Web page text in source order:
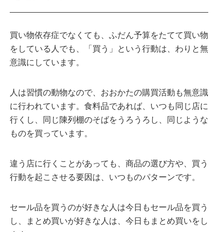
買い物依存症でなくても、ふだん予算をたてて買い物
をしている人でも、「買う」という行動は、わりと無
意識にしています。
人は習慣の動物なので、おおかたの購買活動も無意識
に行われています。食料品であれば、いつも同じ店に
行くし、同じ陳列棚のそばをうろうろし、同じような
ものを買っています。
違う店に行くことがあっても、商品の選び方や、買う
行動を起こさせる要因は、いつものパターンです。
セール品を買うのが好きな人は今日もセール品を買う
し、まとめ買いが好きな人は、今日もまとめ買いをし